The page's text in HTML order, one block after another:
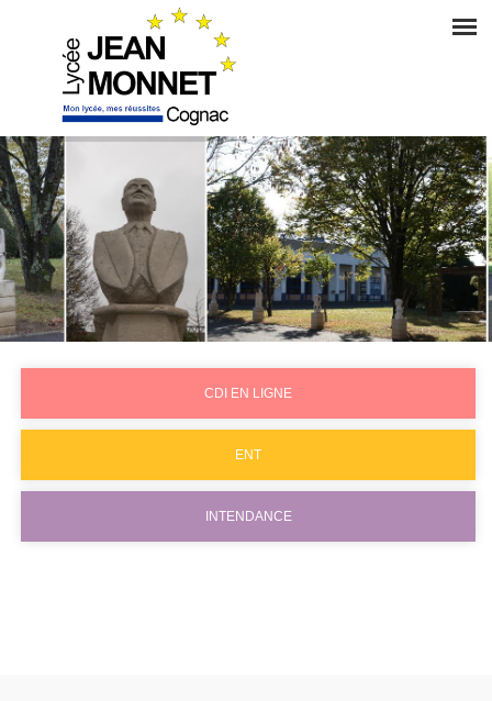
CDI EN LIGNE
ENT
INTENDANCE